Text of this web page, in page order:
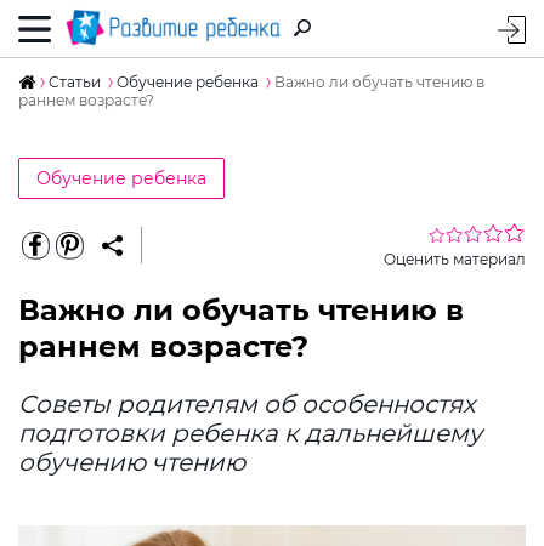
Статьи Обучение ребенка
Важно ли обучать чтению в
раннем возрасте?
Обучение ребенка
Оценить материал
Важно ли обучать чтению в
раннем возрасте?
Советы родителям об особенностях
подготовки ребенка к дальнейшему
обучению чтению